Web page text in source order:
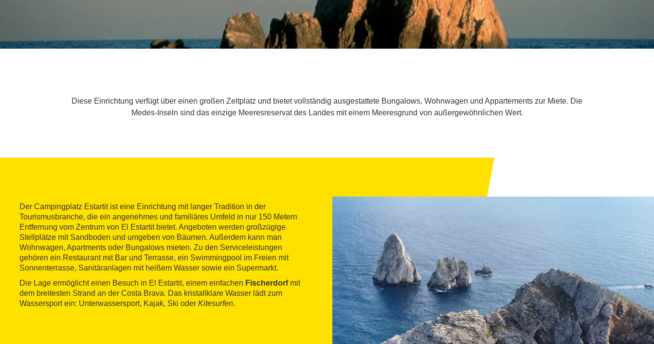
Diese Einrichtung verfügt über einen großen Zeltplatz und bietet vollständig ausgestattete Bungalows, Wohnwagen und Appartements zur Miete. Die
Medes-Inseln sind das einzige Meeresreservat des Landes mit einem Meeresgrund von außergewöhnlichen Wert.
Der Campingplatz Estartit ist eine Einrichtung mit langer Tradition in der
Tourismusbranche, die ein angenehmes und familiäres Umfeld in nur 150 Metern
Entfernung vom Zentrum von El Estartit bietet. Angeboten werden großzügige
Stellplätze mit Sandboden und umgeben von Bäumen. Außerdem kann man
Wohnwagen, Apartments oder Bungalows mieten. Zu den Serviceleistungen
gehören ein Restaurant mit Bar und Terrasse, ein Swimmingpool im Freien mit
Sonnenterrasse, Sanitäranlagen mit heißem Wasser sowie ein Supermarkt.
Die Lage ermöglicht einen Besuch in El Estartit, einem einfachen Fischerdorfmit
dem breitesten Strand an der Costa Brava. Das kristallklare Wasser lädt zum
Wassersport ein: Unterwassersport, Kajak, Ski oder Kitesurfen.